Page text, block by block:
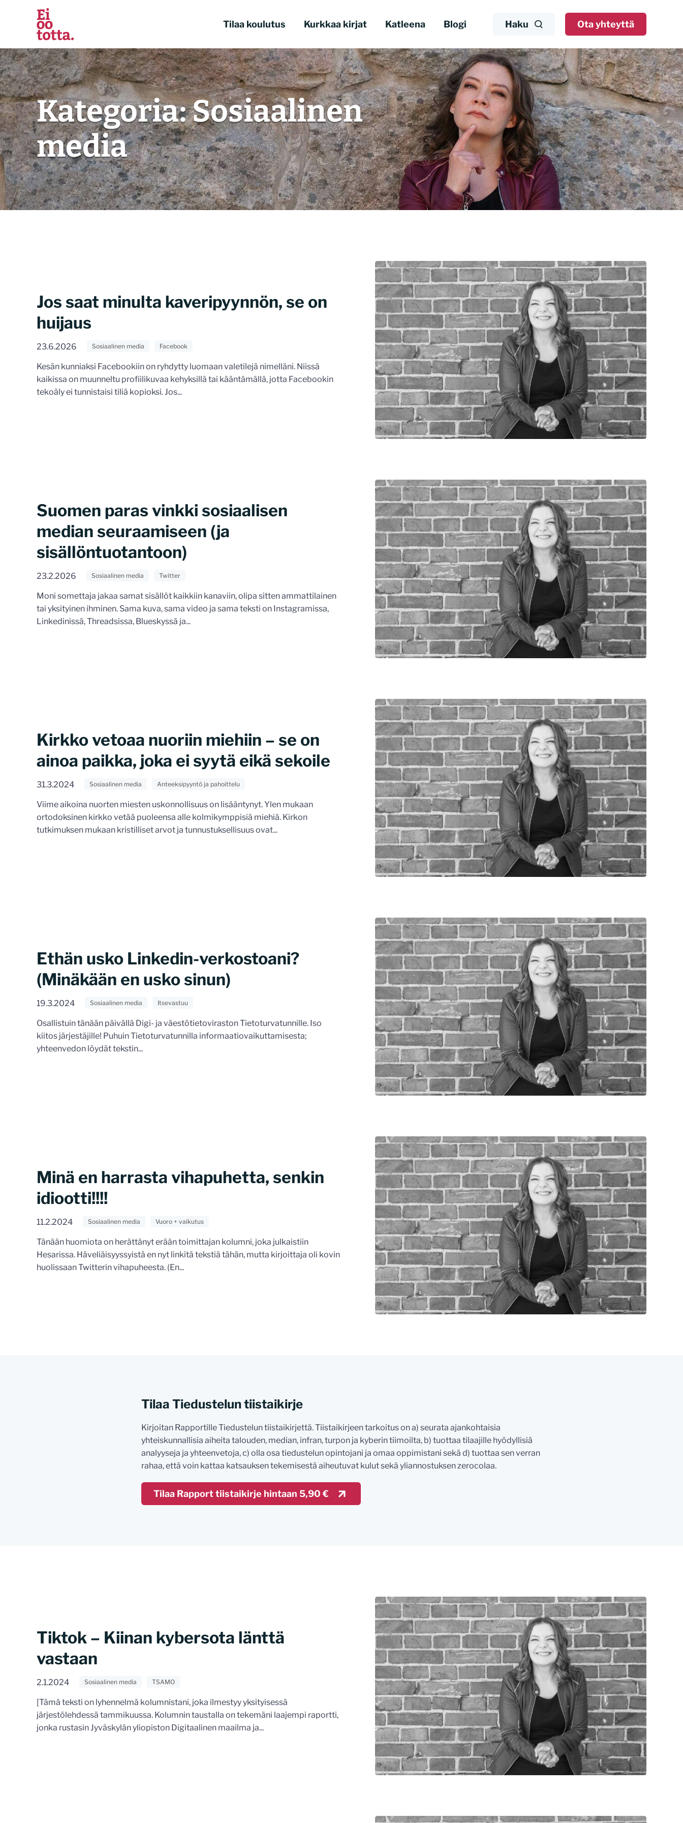
sisältöön
Tilaa koulutus Kurkkaa kirjat Katleena Blogi Haku Ota yhteyttä
Kategoria:Sosiaalinen
media
Jos saat minulta kaveripyynnön, se on
huijaus
23.6.2026 Sosiaalinen media Facebook
Kesän kunniaksi Facebookiin on ryhdytty luomaan valetilejä nimelläni. Niissä
kaikissa on muunneltu profiilikuvaa kehyksillä tai kääntämällä, jotta Facebookin
tekoäly ei tunnistaisi tiliä kopioksi. Jos...
Suomen paras vinkki sosiaalisen
median seuraamiseen (ja
sisällöntuotantoon)
23.2.2026 Sosiaalinen media Twitter
Moni somettaja jakaa samat sisällöt kaikkiin kanaviin, olipa sitten ammattilainen
tai yksityinen ihminen. Sama kuva, sama video ja sama teksti on Instagramissa,
Linkedinissä, Threadsissa, Blueskyssä ja...
Kirkko vetoaa nuoriin miehiin – se on
ainoa paikka, joka ei syytä eikä sekoile
31.3.2024 Sosiaalinen media Anteeksipyyntö ja pahoittelu
Viime aikoina nuorten miesten uskonnollisuus on lisääntynyt. Ylen mukaan
ortodoksinen kirkko vetää puoleensa alle kolmikymppisiä miehiä. Kirkon
tutkimuksen mukaan kristilliset arvot ja tunnustuksellisuus ovat...
Ethän usko Linkedin-verkostoani?
(Minäkään en usko sinun)
19.3.2024 Sosiaalinen media Itsevastuu
Osallistuin tänään päivällä Digi- ja väestötietoviraston Tietoturvatunnille. Iso
kiitos järjestäjille! Puhuin Tietoturvatunnilla informaatiovaikuttamisesta;
yhteenvedon löydät tekstin...
Minä en harrasta vihapuhetta, senkin
idiootti!!!!
11.2.2024 Sosiaalinen media Vuoro + vaikutus
Tänään huomiota on herättänyt erään toimittajan kolumni, joka julkaistiin
Hesarissa. Häveliäisyyssyistä en nyt linkitä tekstiä tähän, mutta kirjoittaja oli kovin
huolissaan Twitterin vihapuheesta. (En...
Tilaa Tiedustelun tiistaikirje
Kirjoitan Rapportille Tiedustelun tiistaikirjettä. Tiistaikirjeen tarkoitus on a) seurata ajankohtaisia
yhteiskunnallisia aiheita talouden, median, infran, turpon ja kyberin tiimoilta, b) tuottaa tilaajille hyödyllisiä
analyyseja ja yhteenvetoja, c) olla osa tiedustelun opintojani ja omaa oppimistani sekä d) tuottaa sen verran
rahaa, että voin kattaa katsauksen tekemisestä aiheutuvat kulut sekä yliannostuksen zerocolaa.
Tilaa Rapport tiistaikirje hintaan 5,90 €
Tiktok – Kiinan kybersota länttä
vastaan
2.1.2024 Sosiaalinen media TSAMO
[Tämä teksti on lyhennelmä kolumnistani, joka ilmestyy yksityisessä
järjestölehdessä tammikuussa. Kolumnin taustalla on tekemäni laajempi raportti,
jonka rustasin Jyväskylän yliopiston Digitaalinen maailma ja...